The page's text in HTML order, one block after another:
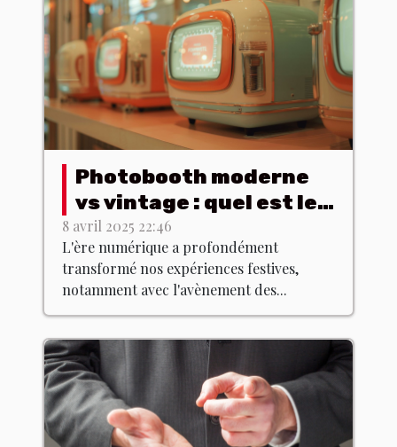
Photobooth moderne
vs vintage : quel est le
meilleur choix ?
8 avril 2025 22:46
L'ère numérique a profondément
transformé nos expériences festives,
notamment avec l'avènement des...